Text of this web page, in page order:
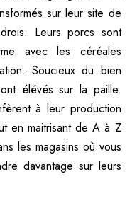
sur leur site de
Leurs porcs sont
avec les céréales
Soucieux du bien
élévés sur la paille.
à leur production
en maitrisant de A à Z
les magasins où vous
davantage sur leurs